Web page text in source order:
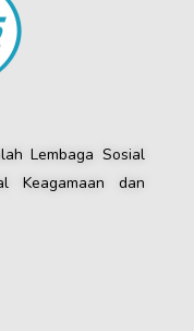
Lembaga Sosial
Keagamaan dan